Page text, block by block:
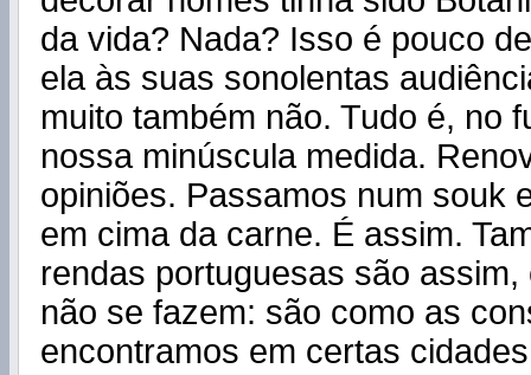
da vida? Nada? Isso é pouco
ela às suas sonolentas
muito também não. Tudo é, no
nossa minúscula medida.
opiniões. Passamos num souk
em cima da carne. É assim.
rendas portuguesas são
não se fazem: são como as
encontramos em certas